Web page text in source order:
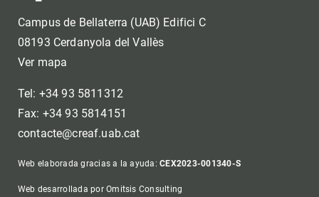
Campus de Bellaterra (UAB) Edifici C
08193 Cerdanyola del Vallès
Ver mapa
Tel: +34 93 5811312
Fax: +34 93 5814151
contacte@creaf.uab.cat
Web elaborada gracias a la ayuda:CEX2023-001340-S
Web desarrollada por Omitsis Consulting